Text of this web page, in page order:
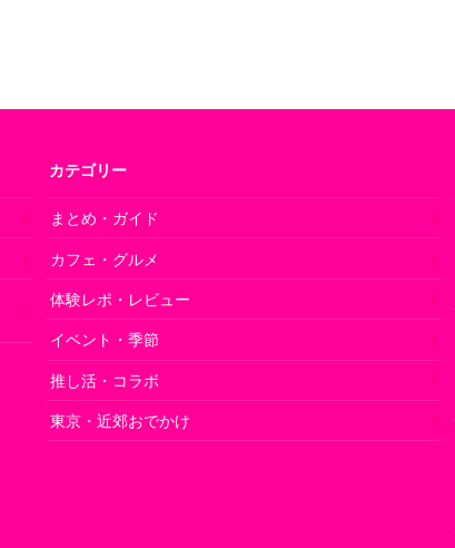
カテゴリー
まとめ・ガイド
カフェ・グルメ
体験レポ・レビュー
イベント・季節
推し活・コラボ
東京・近郊おでかけ